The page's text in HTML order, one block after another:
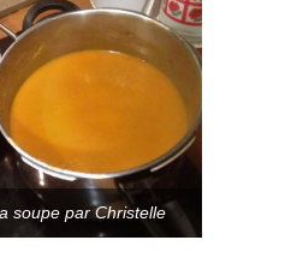
soupe par Christelle